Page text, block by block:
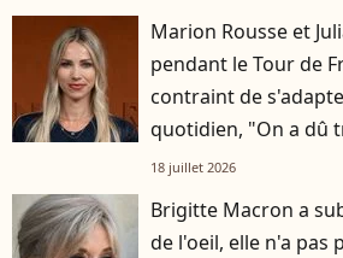
Marion Rousse et
pendant le Tour de
contraint de
quotidien, "On a dû
18 juillet 2026
Brigitte Macron a
de l'oeil, elle n'a pas